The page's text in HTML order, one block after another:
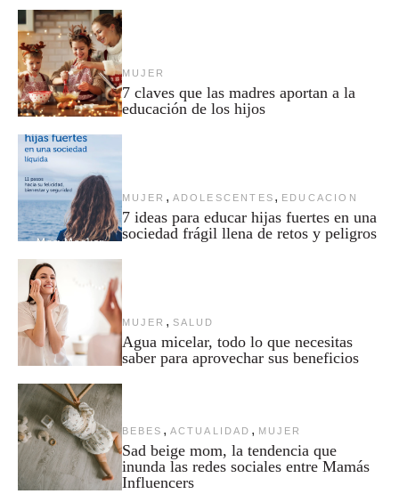
MUJER
7 claves que las madres aportan a la
educación de los hijos
MUJER , ADOLESCENTES , EDUCACION
7 ideas para educar hijas fuertes en una
sociedad frágil llena de retos y peligros
MUJER , SALUD
Agua micelar, todo lo que necesitas
saber para aprovechar sus beneficios
BEBES , ACTUALIDAD , MUJER
Sad beige mom, la tendencia que
inunda las redes sociales entre Mamás
Influencers